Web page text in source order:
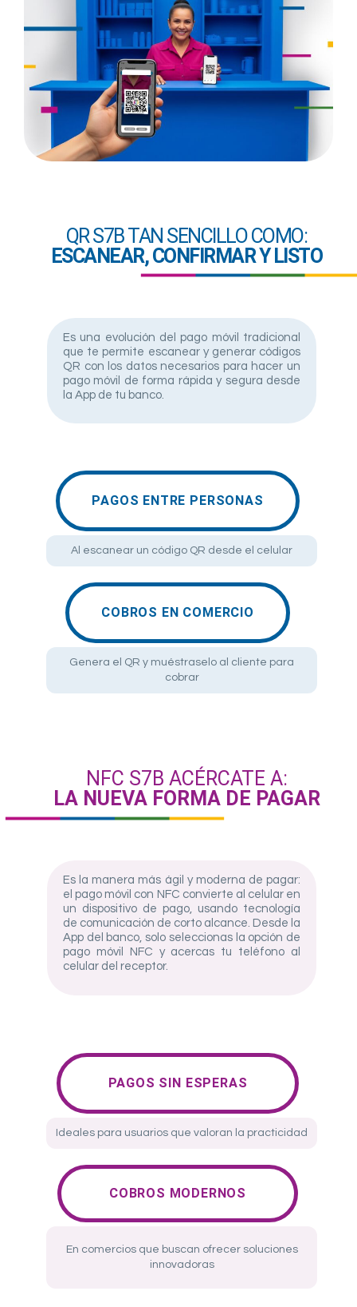
QR S7B TAN SENCILLO COMO:
ESCANEAR, CONFIRMAR Y LISTO
Es una evolución del pago móvil tradicional
que te permite escanear y generar códigos
QR con los datos necesarios para hacer un
pago móvil de forma rápida y segura desde
la App de tu banco.
PAGOS ENTRE PERSONAS
Al escanear un código QR desde el celular
COBROS EN COMERCIO
Genera el QR y muéstraselo al cliente para
cobrar
NFC S7B ACÉRCATE A:
LA NUEVA FORMA DE PAGAR
Es la manera más ágil y moderna de pagar:
el pago móvil con NFC convierte al celular en
un dispositivo de pago, usando tecnología
de comunicación de corto alcance. Desde la
App del banco, solo seleccionas la opción de
pago móvil NFC y acercas tu teléfono al
celular del receptor.
PAGOS SIN ESPERAS
Ideales para usuarios que valoran la practicidad
COBROS MODERNOS
En comercios que buscan ofrecer soluciones
innovadoras